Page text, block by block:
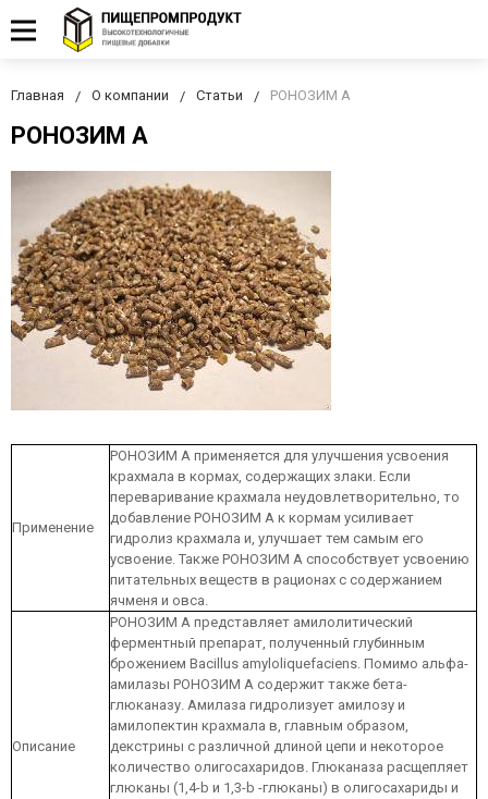
Главная О компании Статьи РОНОЗИМ А
РОНОЗИМ А
Применение
РОНОЗИМ А применяется для улучшения усвоения
крахмала в кормах, содержащих злаки. Если
переваривание крахмала неудовлетворительно, то
добавление РОНОЗИМ А к кормам усиливает
гидролиз крахмала и, улучшает тем самым его
усвоение. Также РОНОЗИМ А способствует усвоению
питательных веществ в рационах с содержанием
ячменя и овса.
Описание
РОНОЗИМ А представляет амилолитический
ферментный препарат, полученный глубинным
брожением Bacillus amyloliquefaciens. Помимо альфа-
амилазы РОНОЗИМ А содержит также бета-
глюканазу. Амилаза гидролизует амилозу и
амилопектин крахмала в, главным образом,
декстрины с различной длиной цепи и некоторое
количество олигосахаридов. Глюканаза расщепляет
глюканы (1,4-b и 1,3-b -глюканы) в олигосахариды и